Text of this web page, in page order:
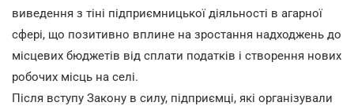
виведення з тіні підприємницької діяльності в агарної
сфері, що позитивно вплине на зростання надходжень до
місцевих бюджетів від сплати податків і створення нових
робочих місць на селі.
Після вступу Закону в силу, підприємці, які організували